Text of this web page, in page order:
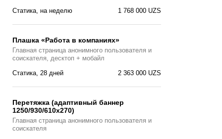
1 768 000 UZS
Статика, на неделю
Плашка «Работа в компаниях»
Главная страницa анонимного пользователя и
соискателя, десктоп + мобайл
2 363 000 UZS
Статика, 28 дней
Перетяжка (адаптивный баннер
1250/930/610х270)
Главная страницa анонимного пользователя и
соискателя